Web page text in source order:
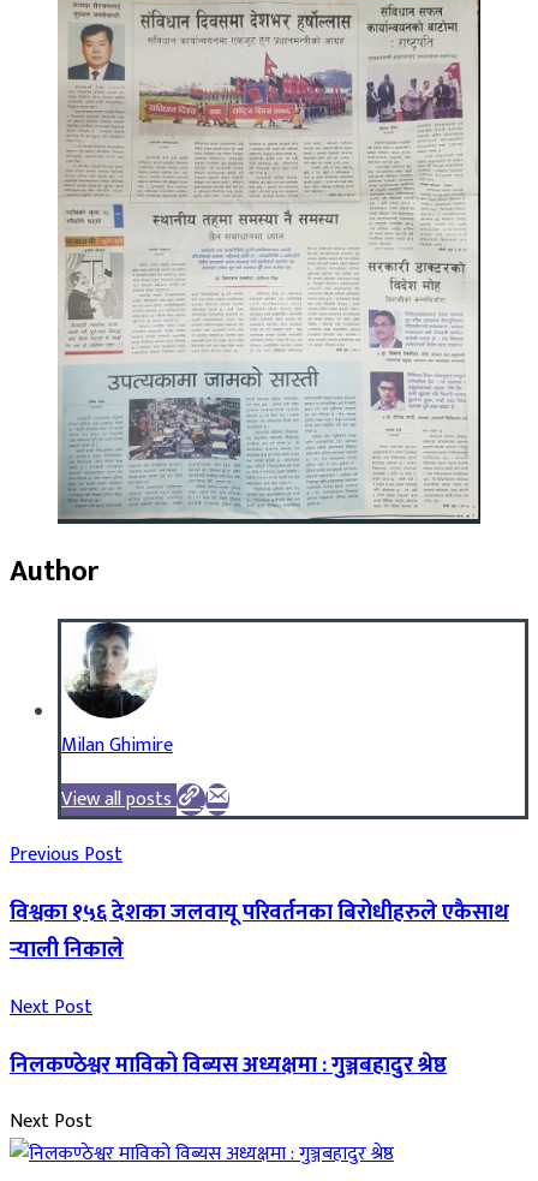
Author
Milan Ghimire
View all posts
Previous Post
विश्वका १५६ देशका जलवायू परिवर्तनका बिरोधीहरुले एकैसाथ
र्‍याली निकाले
Next Post
निलकण्ठेश्वर माविको विब्यस अध्यक्षमा : गुञ्जबहादुर श्रेष्ठ
Next Post